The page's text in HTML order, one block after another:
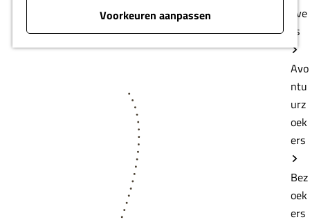
Voorkeuren aanpassen
eve
rs
Avo
ntu
urz
oek
ers
Bez
oek
ers